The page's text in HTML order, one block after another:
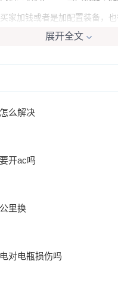
家加钱或者是加配置装备，也
展开全文
么解决
开ac吗
里换
对电瓶损伤吗